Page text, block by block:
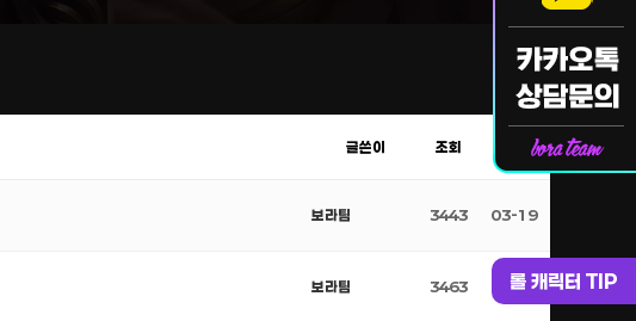
롤 캐릭터 TIP
글쓴이 조회
보라팀 3443 03-19
보라팀 3463 03-18